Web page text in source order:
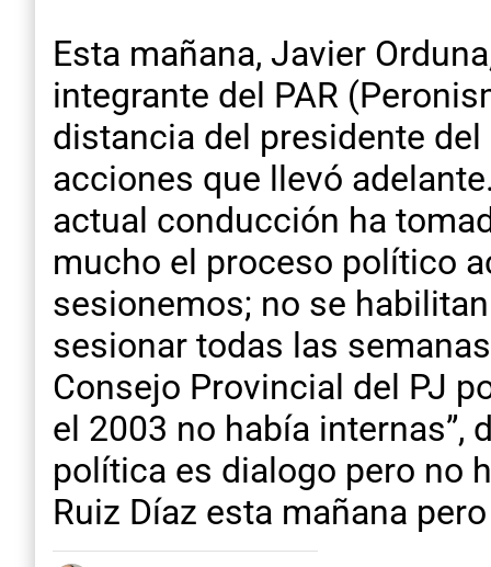
Esta mañana, Javier
integrante del PAR
distancia del presidente del
acciones que llevó
actual conducción ha
mucho el proceso político
sesionemos; no se
sesionar todas las
Consejo Provincial del PJ
el 2003 no había internas”,
política es dialogo pero no
Ruiz Díaz esta mañana